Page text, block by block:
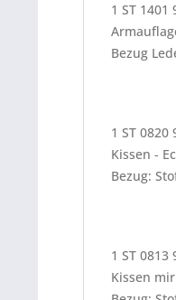
1 ST 1401
Bezug
1 ST 0820
Kissen -
Bezug:
1 ST 0813
Kissen